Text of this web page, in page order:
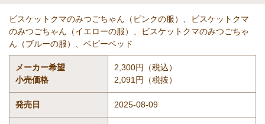
ビスケットクマのみつごちゃん（ピンクの服）、ビスケットクマ
のみつごちゃん（イエローの服）、ビスケットクマのみつごちゃ
ん（ブルーの服）、ベビーベッド
メーカー希望
小売価格
2,300円（税込）
2,091円（税抜）
発売日 2025-08-09